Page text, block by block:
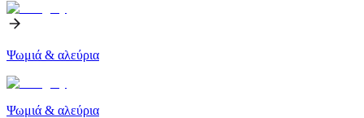
Ψωμιά & αλεύρια
Ψωμιά & αλεύρια